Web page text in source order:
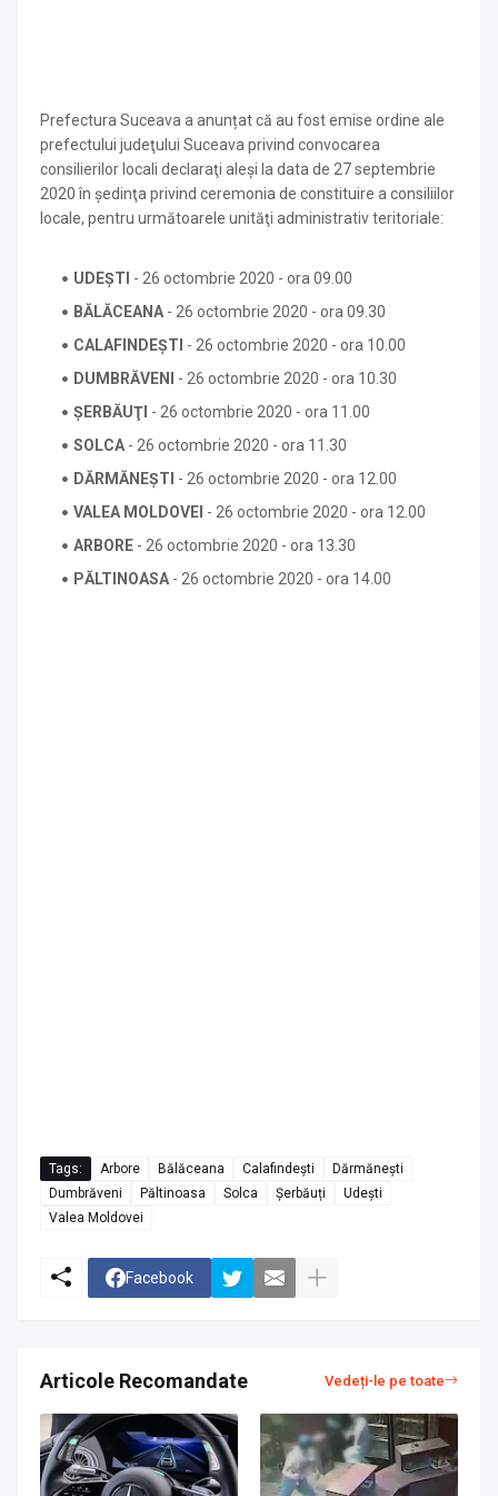
Prefectura Suceava a anunțat că au fost emise ordine ale
prefectului judeţului Suceava privind convocarea
consilierilor locali declaraţi aleşi la data de 27 septembrie
2020 în şedinţa privind ceremonia de constituire a consiliilor
locale, pentru următoarele unităţi administrativ teritoriale:
UDEŞTI - 26 octombrie 2020 - ora 09.00
BĂLĂCEANA - 26 octombrie 2020 - ora 09.30
CALAFINDEŞTI - 26 octombrie 2020 - ora 10.00
DUMBRĂVENI - 26 octombrie 2020 - ora 10.30
ŞERBĂUŢI - 26 octombrie 2020 - ora 11.00
SOLCA - 26 octombrie 2020 - ora 11.30
DĂRMĂNEŞTI - 26 octombrie 2020 - ora 12.00
VALEA MOLDOVEI - 26 octombrie 2020 - ora 12.00
ARBORE - 26 octombrie 2020 - ora 13.30
PĂLTINOASA - 26 octombrie 2020 - ora 14.00
Tags: Arbore Bălăceana Calafindești
Dărmănești
Dumbrăveni
Păltinoasa Solca Șerbăuți
Udești
Valea Moldovei
Facebook
Articole Recomandate Vedeți-le pe toate